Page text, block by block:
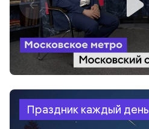
Праздник каждый день